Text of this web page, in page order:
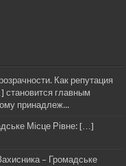
Как репутация
главным
принадлеж...
Місце Рівне: […]
– Громадське